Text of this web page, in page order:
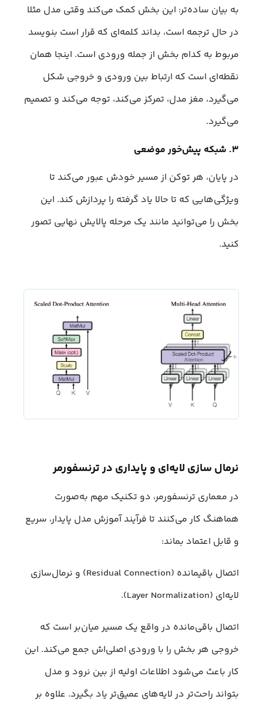
به بیان ساده‌تر: این بخش کمک می‌کند وقتی مدل مثلا
در حال ترجمه است، بداند کلمه‌ای که قرار است بنویسد
مربوط به کدام بخش از جمله ورودی است. اینجا همان
نقطه‌ای است که ارتباط بین ورودی و خروجی شکل
می‌گیرد، مغز مدل، تمرکز می‌کند، توجه می‌کند و تصمیم
می‌گیرد.
۳. شبکه پیش‌خور موضعی
در پایان، هر توکن از مسیر خودش عبور می‌کند تا
ویژگی‌هایی که تا حالا یاد گرفته را پردازش کند. این
بخش را می‌توانید مانند یک مرحله پالایش نهایی تصور
کنید.
نرمال سازی لایه‌ای و پایداری در ترنسفورمر
در معماری ترنسفورمر، دو تکنیک مهم به‌صورت
هماهنگ کار می‌کنند تا فرآیند آموزش مدل پایدار، سریع
و قابل اعتماد بماند:
اتصال باقیمانده (Residual Connection) و نرمال‌سازی
لایه‌ای (Layer Normalization).
اتصال باقی‌مانده در واقع یک مسیر میان‌بر است که
خروجی هر بخش را با ورودی اصلی‌اش جمع می‌کند. این
کار باعث می‌شود اطلاعات اولیه از بین نرود و مدل
بتواند راحت‌تر در لایه‌های عمیق‌تر یاد بگیرد. علاوه بر